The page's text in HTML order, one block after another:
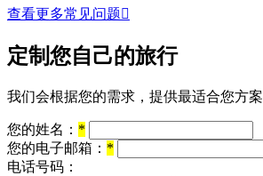
查看更多常见问题
定制您自己的旅行
我们会根据您的需求，提供最适合您方案
您的姓名： *
您的电子邮箱： *
电话号码：